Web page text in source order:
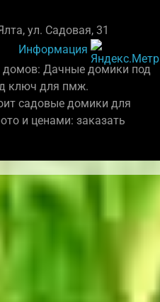
ул. Садовая, 31
Информация
домов: Дачные домики под
ключ для пмж.
садовые домики для
и ценами: заказать